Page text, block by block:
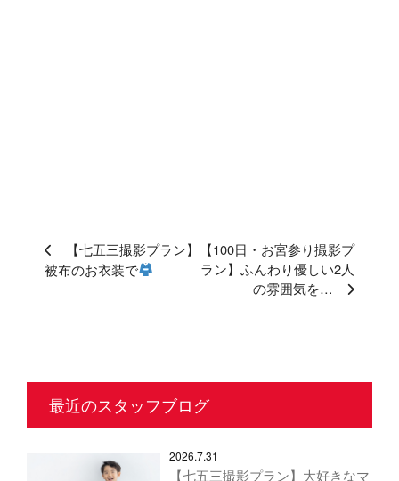
【七五三撮影プラン】
被布のお衣装で
【100日・お宮参り撮影プ
ラン】ふんわり優しい2人
の雰囲気を…
最近のスタッフブログ
2026.7.31
【七五三撮影プラン】大好きなマ